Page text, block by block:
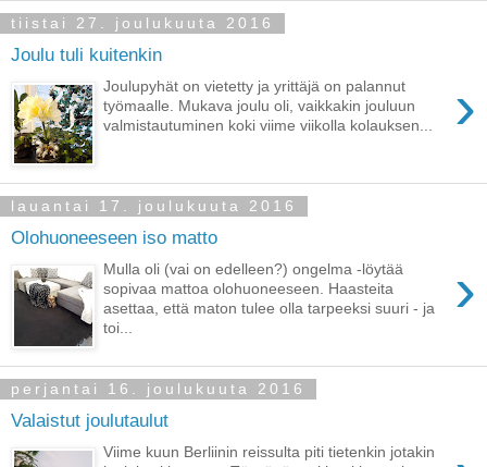
tiistai 27. joulukuuta 2016
Joulu tuli kuitenkin
›
Joulupyhät on vietetty ja yrittäjä on palannut
työmaalle. Mukava joulu oli, vaikkakin jouluun
valmistautuminen koki viime viikolla kolauksen...
lauantai 17. joulukuuta 2016
Olohuoneeseen iso matto
›
Mulla oli (vai on edelleen?) ongelma -löytää
sopivaa mattoa olohuoneeseen. Haasteita
asettaa, että maton tulee olla tarpeeksi suuri - ja
toi...
perjantai 16. joulukuuta 2016
Valaistut joulutaulut
Viime kuun Berliinin reissulta piti tietenkin jotakin